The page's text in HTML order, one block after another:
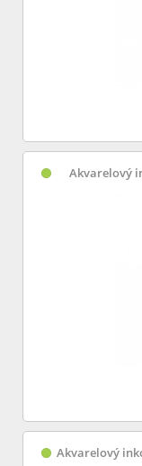
Akvarelový
Akvarelový